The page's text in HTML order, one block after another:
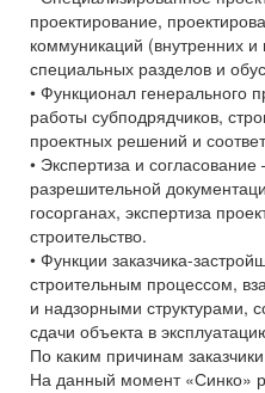
проектирование,
коммуникаций (внутренних
специальных разделов и
• Функционал генерального
работы субподрядчиков,
проектных решений и
• Экспертиза и
разрешительной
госорганах, экспертиза
строительство.
• Функции заказчика-
строительным процессом,
и надзорными структурами,
сдачи объекта в
По каким причинам
На данный момент «Синко»